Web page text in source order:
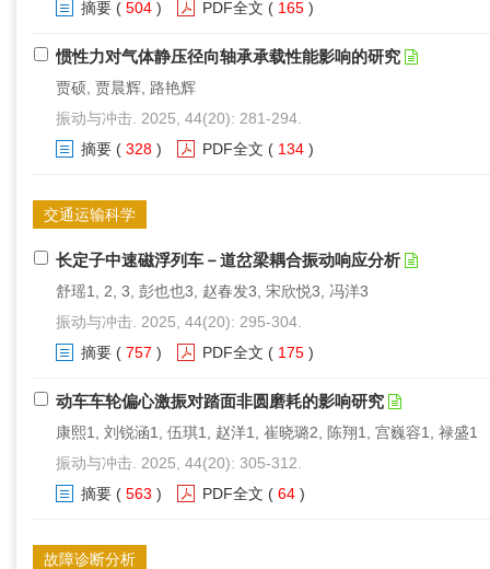
摘要 ( 504 ) PDF全文 ( 165 )
惯性力对气体静压径向轴承承载性能影响的研究
贾硕, 贾晨辉, 路艳辉
振动与冲击. 2025, 44(20): 281-294.
摘要 ( 328 ) PDF全文 ( 134 )
交通运输科学
长定子中速磁浮列车－道岔梁耦合振动响应分析
舒瑶1, 2, 3, 彭也也3, 赵春发3, 宋欣悦3, 冯洋3
振动与冲击. 2025, 44(20): 295-304.
摘要 ( 757 ) PDF全文 ( 175 )
动车车轮偏心激振对踏面非圆磨耗的影响研究
康熙1, 刘锐涵1, 伍琪1, 赵洋1, 崔晓璐2, 陈翔1, 宫巍容1, 禄盛1
振动与冲击. 2025, 44(20): 305-312.
摘要 ( 563 ) PDF全文 ( 64 )
故障诊断分析